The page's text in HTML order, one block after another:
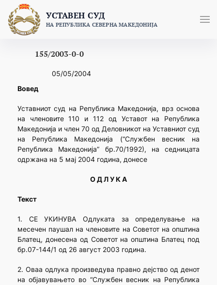
content
УСТАВЕН СУД
НА РЕПУБЛИКА СЕВЕРНА МАКЕДОНИЈА
155/2003-0-0
05/05/2004
Вовед
Уставниот суд на Република Македонија, врз основа
на членовите 110 и 112 од Уставот на Република
Македонија и член 70 од Деловникот на Уставниот суд
на Република Македонија (“Службен весник на
Република Македонија” бр.70/1992), на седницата
одржана на 5 мај 2004 година, донесе
О Д Л У К А
Текст
1. СЕ УКИНУВА Одлуката за определување на
месечен паушал на членовите на Советот на општина
Блатец, донесена од Советот на општина Блатец под
бр.07-144/1 од 26 август 2003 година.
2. Оваа одлука произведува правно дејство од денот
на објавувањето во “Службен весник на Република